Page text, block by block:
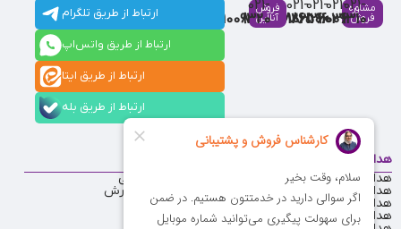
مشاوره
فروش
021-
91009310
021-
86126036
021-
86126506
021-
88537803
فروش
آنلاین
021-
91009320
ارتباط از طریق تلگرام
ارتباط از طریق واتس‌اپ
ارتباط از طریق ایتا
ارتباط از طریق بله
هدایای منتخب
هدایای تبلیغاتی ارزان
هدایای تبلیغاتی تا 200 هزار تومان
هدایای تبلیغاتی تا 100 هزار تومان
هدایای تبلیغاتی تا 50 هزار تومان
فرصت‌های شغلی
قوانین ثبت سفارش
مشتریان ما
نظرات مشتریان